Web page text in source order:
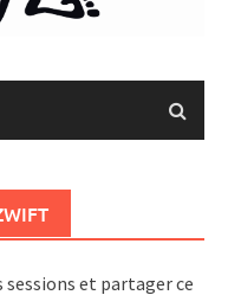
sessions et partager ce